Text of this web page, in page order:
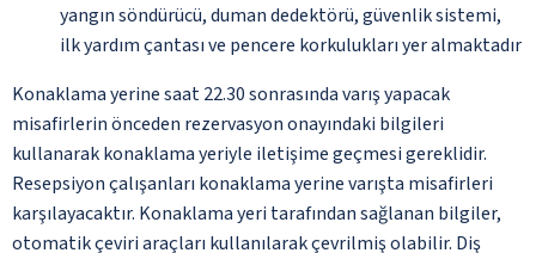
yangın söndürücü, duman dedektörü, güvenlik sistemi,
ilk yardım çantası ve pencere korkulukları yer almaktadır
Konaklama yerine saat 22.30 sonrasında varış yapacak
misafirlerin önceden rezervasyon onayındaki bilgileri
kullanarak konaklama yeriyle iletişime geçmesi gereklidir.
Resepsiyon çalışanları konaklama yerine varışta misafirleri
karşılayacaktır. Konaklama yeri tarafından sağlanan bilgiler,
otomatik çeviri araçları kullanılarak çevrilmiş olabilir. Diş